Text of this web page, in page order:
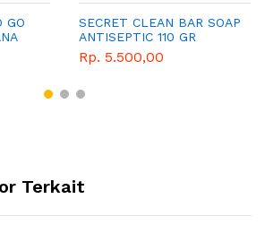
GO
SECRET CLEAN BAR SOAP
ANTISEPTIC 110 GR
Rp. 5.500,00
Terkait